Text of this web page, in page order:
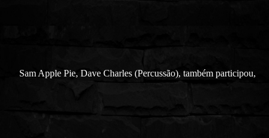
Sam Apple Pie, Dave Charles (Percussão), também participou,